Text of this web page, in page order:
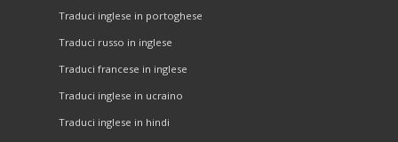
Traduci inglese in portoghese
Traduci russo in inglese
Traduci francese in inglese
Traduci inglese in ucraino
Traduci inglese in hindi